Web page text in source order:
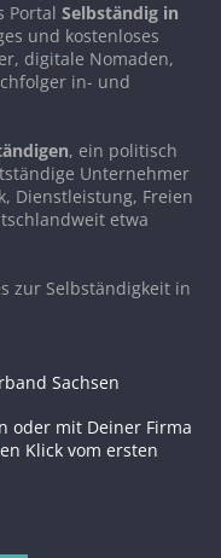
PortalSelbständig in
und kostenloses
digitale Nomaden,
in- und
, ein politisch
Unternehmer
Dienstleistung, Freien
etwa
zur Selbständigkeit in